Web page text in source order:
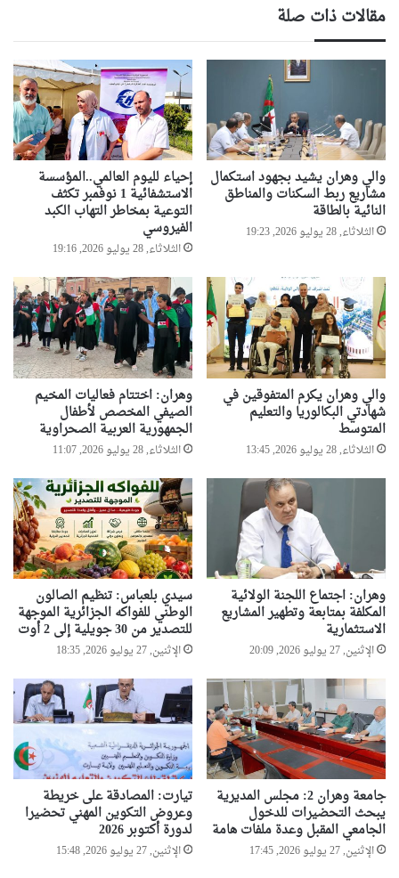
مقالات ذات صلة
والي وهران يشيد بجهود استكمال
مشاريع ربط السكنات والمناطق
النائية بالطاقة
الثلاثاء, 28 يوليو 2026, 19:23
إحياء لليوم العالمي..المؤسسة
الاستشفائية 1 نوفمبر تكثف
التوعية بمخاطر التهاب الكبد
الفيروسي
الثلاثاء, 28 يوليو 2026, 19:16
والي وهران يكرم المتفوقين في
شهادتي البكالوريا والتعليم
المتوسط
الثلاثاء, 28 يوليو 2026, 13:45
وهران: اختتام فعاليات المخيم
الصيفي المخصص لأطفال
الجمهورية العربية الصحراوية
الثلاثاء, 28 يوليو 2026, 11:07
وهران: اجتماع اللجنة الولائية
المكلفة بمتابعة وتطهير المشاريع
الاستثمارية
الإثنين, 27 يوليو 2026, 20:09
سيدي بلعباس: تنظيم الصالون
الوطني للفواكه الجزائرية الموجهة
للتصدير من 30 جويلية إلى 2 أوت
الإثنين, 27 يوليو 2026, 18:35
جامعة وهران 2: مجلس المديرية
يبحث التحضيرات للدخول
الجامعي المقبل وعدة ملفات هامة
الإثنين, 27 يوليو 2026, 17:45
تيارت: المصادقة على خريطة
وعروض التكوين المهني تحضيرا
لدورة أكتوبر 2026
الإثنين, 27 يوليو 2026, 15:48